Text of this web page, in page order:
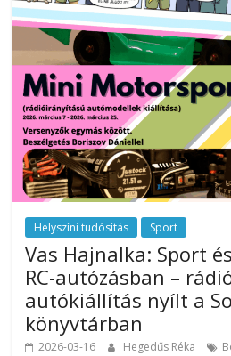
Helyszíni tudósítás Sport
Vas Hajnalka: Sport
RC-autózásban –
autókiállítás nyílt a
könyvtárban
2026-03-16 Hegedűs Réka